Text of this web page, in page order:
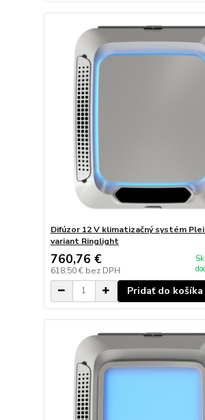
Difúzor 12 V klimatizačný systém
variant Ringlight
760,76 €
618,50 € bez DPH
Pridať do košíka